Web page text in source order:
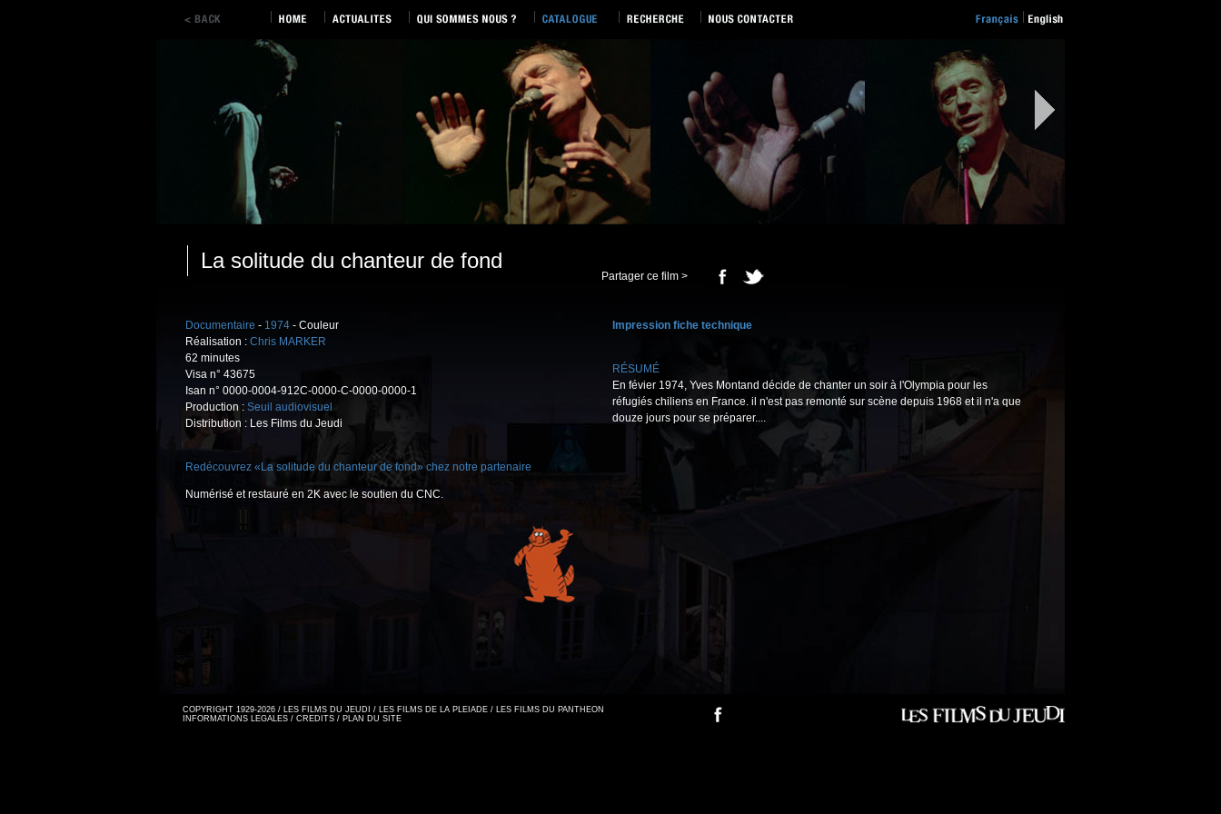
La solitude du chanteur de fond
Partager ce film >
Documentaire - 1974 - Couleur
Réalisation : Chris MARKER
62 minutes
Visa n° 43675
Isan n° 0000-0004-912C-0000-C-0000-0000-1
Production : Seuil audiovisuel
Distribution : Les Films du Jeudi
Redécouvrez «La solitude du chanteur de fond» chez notre partenaire
Numérisé et restauré en 2K avec le soutien du CNC.
Impression fiche technique
RÉSUMÉ
En févier 1974, Yves Montand décide de chanter un soir à l'Olympia pour les
réfugiés chiliens en France. il n'est pas remonté sur scène depuis 1968 et il n'a que
douze jours pour se préparer....
COPYRIGHT 1929-2026 / LES FILMS DU JEUDI / LES FILMS DE LA PLEIADE / LES FILMS DU PANTHEON
INFORMATIONS LEGALES / CREDITS / PLAN DU SITE